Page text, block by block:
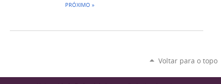
PRÓXIMO »
Voltar para o topo